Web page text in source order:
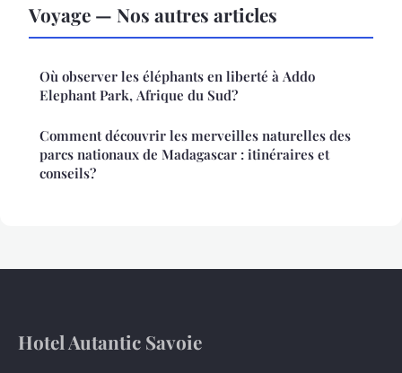
Voyage — Nos autres articles
Où observer les éléphants en liberté à Addo
Elephant Park, Afrique du Sud?
Comment découvrir les merveilles naturelles des
parcs nationaux de Madagascar : itinéraires et
conseils?
Hotel Autantic Savoie